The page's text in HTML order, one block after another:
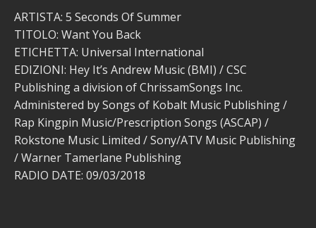
ARTISTA: 5 Seconds Of Summer
TITOLO: Want You Back
ETICHETTA: Universal International
EDIZIONI: Hey It’s Andrew Music (BMI) / CSC
Publishing a division of ChrissamSongs Inc.
Administered by Songs of Kobalt Music Publishing /
Rap Kingpin Music/Prescription Songs (ASCAP) /
Rokstone Music Limited / Sony/ATV Music Publishing
/ Warner Tamerlane Publishing
RADIO DATE: 09/03/2018